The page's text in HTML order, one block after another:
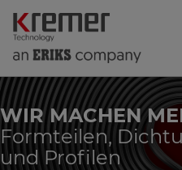
WIR MACHEN
Formteilen,
und Profilen